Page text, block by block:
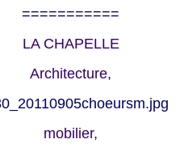
===========
LA CHAPELLE
Architecture,
mobilier,